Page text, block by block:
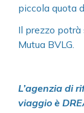
piccola quota
Il prezzo
Mutua BVLG.
L’agenzia di
viaggio è